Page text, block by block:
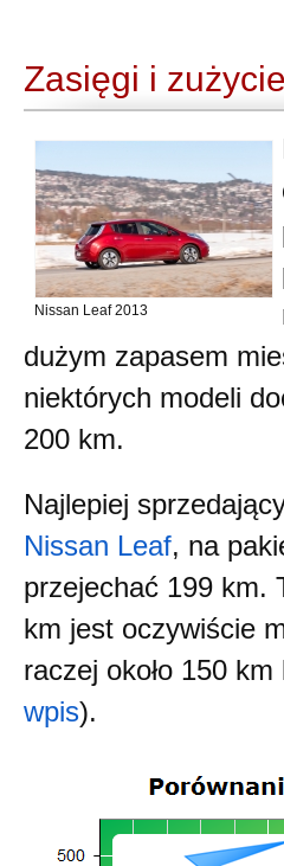
Zasięgi i
Nissan Leaf 2013
dużym zapasem
niektórych modeli
200 km.
Najlepiej
Nissan Leaf, na
przejechać 199 km.
km jest oczywiście
raczej około 150
wpis).